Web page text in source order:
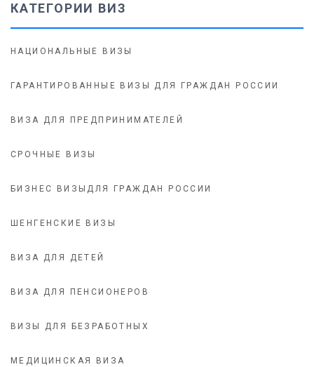
КАТЕГОРИИ ВИЗ
НАЦИОНАЛЬНЫЕ ВИЗЫ
ГАРАНТИРОВАННЫЕ ВИЗЫ ДЛЯ ГРАЖДАН РОССИИ
ВИЗА ДЛЯ ПРЕДПРИНИМАТЕЛЕЙ
СРОЧНЫЕ ВИЗЫ
БИЗНЕС ВИЗЫДЛЯ ГРАЖДАН РОССИИ
ШЕНГЕНСКИЕ ВИЗЫ
ВИЗА ДЛЯ ДЕТЕЙ
ВИЗА ДЛЯ ПЕНСИОНЕРОВ
ВИЗЫ ДЛЯ БЕЗРАБОТНЫХ
МЕДИЦИНСКАЯ ВИЗА